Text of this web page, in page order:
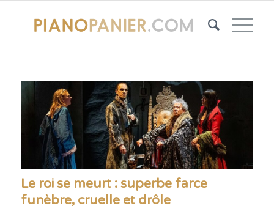
Le roi se meurt : superbe farce
funèbre, cruelle et drôle